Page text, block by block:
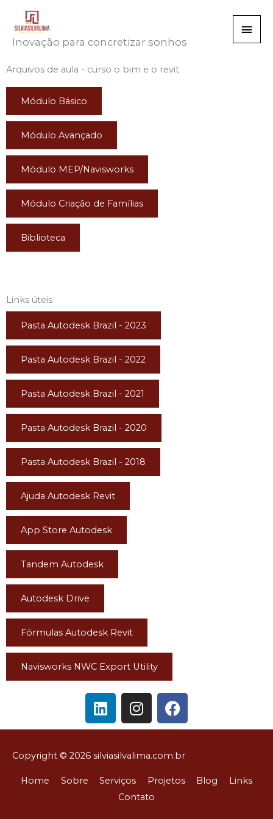
conteúdo
Inovação para concretizar sonhos
Arquivos de aula - curso o bim e o revit
Módulo Básico
Módulo Avançado
Módulo MEP/Navisworks
Módulo Criação de Famílias
Biblioteca
Links úteis
Pasta Autodesk Brazil - 2023
Pasta Autodesk Brazil - 2022
Pasta Autodesk Brazil - 2021
Pasta Autodesk Brazil - 2020
Pasta Autodesk Brazil - 2018
Ajuda Autodesk Revit
App Store Autodesk
Tandem Autodesk
Autodesk Drive
Fórmulas Autodesk Revit
Navisworks NWC Export Utility
L
i
n
e
d
I
n
s
a
g
r
a
F
a
c
b
o
Copyright © 2026 silviasilvalima.com.br
Home Sobre Serviços Projetos Blog
Links
Contato